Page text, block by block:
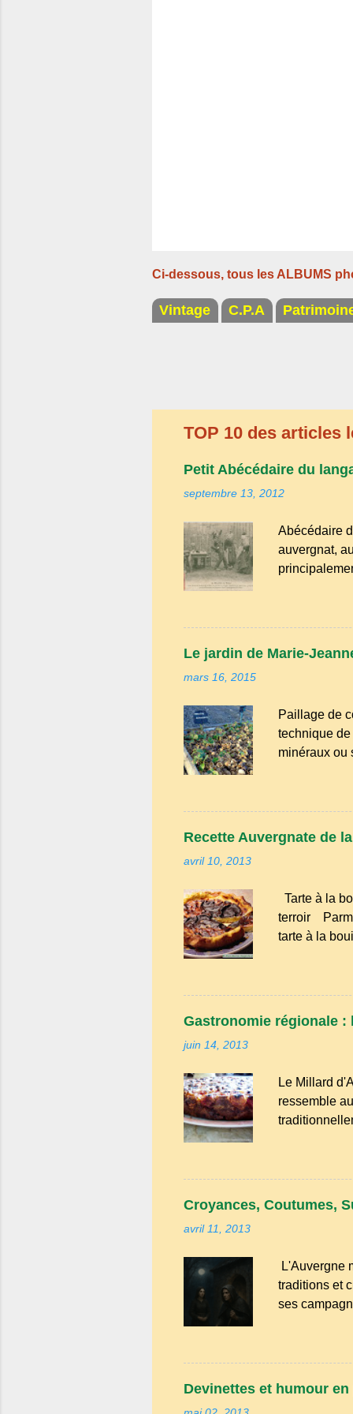
Ci-dessous, tous les ALBUMS
Vintage C.P.A
TOP 10 des articles
Petit Abécédaire du
septembre 13, 2012
Abécédaire
auvergnat,
Bien que le
riche en
naïf).
Le jardin de Marie-
mars 16, 2015
Paillage de
technique
minéraux ou
conserve
d'atteindre
intempéries
Amélioration
Tailles,
Recette Auvergnate de
avril 10, 2013
Tarte à la
terroir Parmi
tarte à la
familiales
tendresse.
cette tarte
modestes :
grenier. Pas
Gastronomie régionale :
juin 14, 2013
Le Millard
ressemble
cerises.
faut aussi 3
passez les
Croyances, Coutumes,
avril 11, 2013
L'Auvergne
traditions et
ses
leur
remet le
quatre
Devinettes et humour